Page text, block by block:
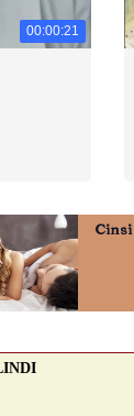
00:00:21